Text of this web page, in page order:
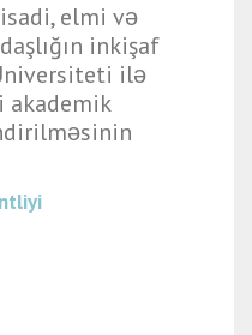
elmi və
inkişaf
ilə
akademik